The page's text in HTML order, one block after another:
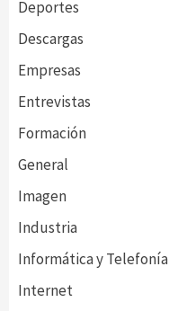
Deportes
Descargas
Empresas
Entrevistas
Formación
General
Imagen
Industria
Informática y Telefonía
Internet